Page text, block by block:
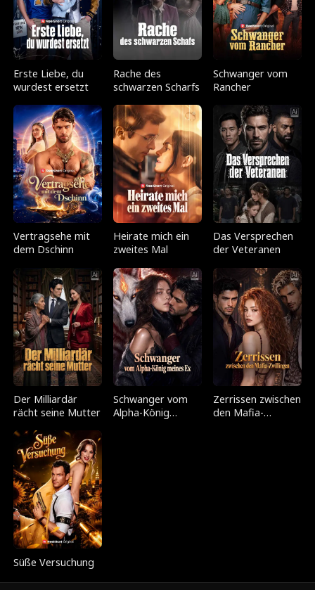
Erste Liebe, du
wurdest ersetzt
Rache des
schwarzen Scharfs
Schwanger vom
Rancher
Vertragsehe mit
dem Dschinn
Heirate mich ein
zweites Mal
Das Versprechen
der Veteranen
Der Milliardär
rächt seine Mutter
Schwanger vom
Alpha-König
Zerrissen zwischen
den Mafia-
Süße Versuchung